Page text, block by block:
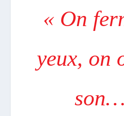
« On
yeux, on